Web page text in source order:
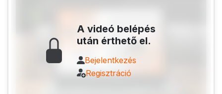
A videó belépés
után érthető el.
Bejelentkezés
Regisztráció